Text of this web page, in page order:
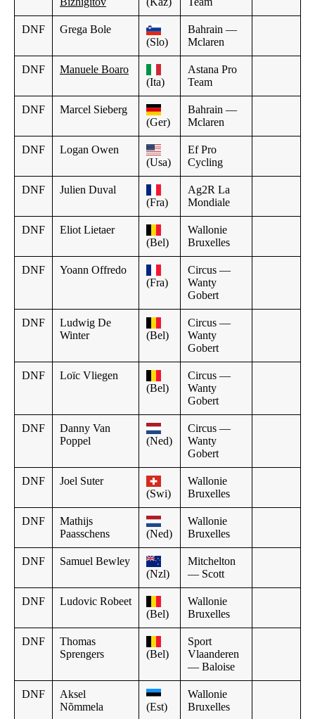
DNF
Grega Bole
(Slo)
Bahrain —
Mclaren
DNF
Manuele Boaro
(Ita)
Astana Pro
Team
DNF
Marcel Sieberg
(Ger)
Bahrain —
Mclaren
DNF
Logan Owen
(Usa)
Ef Pro
Cycling
DNF
Julien Duval
(Fra)
Ag2R La
Mondiale
DNF
Eliot Lietaer
(Bel)
Wallonie
Bruxelles
DNF
Yoann Offredo
(Fra)
Circus —
Wanty
Gobert
DNF
Ludwig De
Winter
(Bel)
Circus —
Wanty
Gobert
DNF
Loïc Vliegen
(Bel)
Circus —
Wanty
Gobert
DNF
Danny Van
Poppel
(Ned)
Circus —
Wanty
Gobert
DNF
Joel Suter
(Swi)
Wallonie
Bruxelles
DNF
Mathijs
Paasschens
(Ned)
Wallonie
Bruxelles
DNF
Samuel Bewley
(Nzl)
Mitchelton
— Scott
DNF
Ludovic Robeet
(Bel)
Wallonie
Bruxelles
DNF
Thomas
Sprengers
(Bel)
Sport
Vlaanderen
— Baloise
DNF
Aksel
Nõmmela
(Est)
Wallonie
Bruxelles